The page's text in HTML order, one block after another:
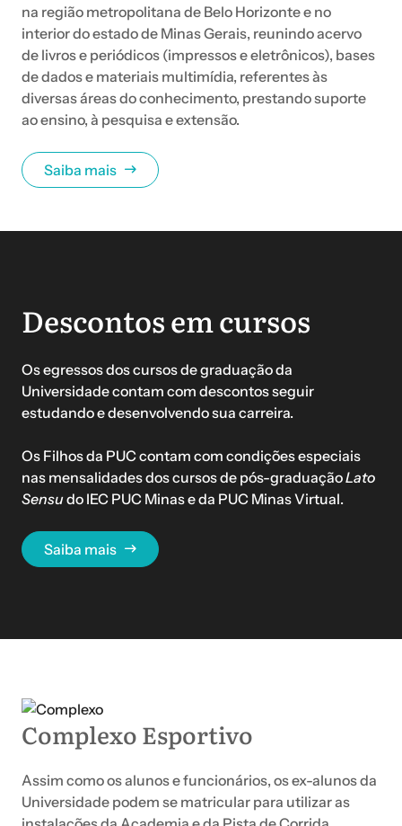
na região metropolitana de Belo Horizonte e no
interior do estado de Minas Gerais, reunindo acervo
de livros e periódicos (impressos e eletrônicos), bases
de dados e materiais multimídia, referentes às
diversas áreas do conhecimento, prestando suporte
ao ensino, à pesquisa e extensão.
Saiba mais
Descontos em cursos
Os egressos dos cursos de graduação da
Universidade contam com descontos seguir
estudando e desenvolvendo sua carreira.
Os Filhos da PUC contam com condições especiais
nas mensalidades dos cursos de pós-graduaçãoLato
Sensudo IEC PUC Minas e da PUC Minas Virtual.
Saiba mais
Complexo Esportivo
Assim como os alunos e funcionários, os ex-alunos da
Universidade podem se matricular para utilizar as